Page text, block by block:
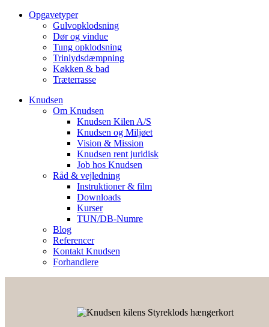
Opgavetyper
Gulvopklodsning
Dør og vindue
Tung opklodsning
Trinlydsdæmpning
Køkken & bad
Træterrasse
Knudsen
Om Knudsen
Knudsen Kilen A/S
Knudsen og Miljøet
Vision & Mission
Knudsen rent juridisk
Job hos Knudsen
Råd & vejledning
Instruktioner & film
Downloads
Kurser
TUN/DB-Numre
Blog
Referencer
Kontakt Knudsen
Forhandlere